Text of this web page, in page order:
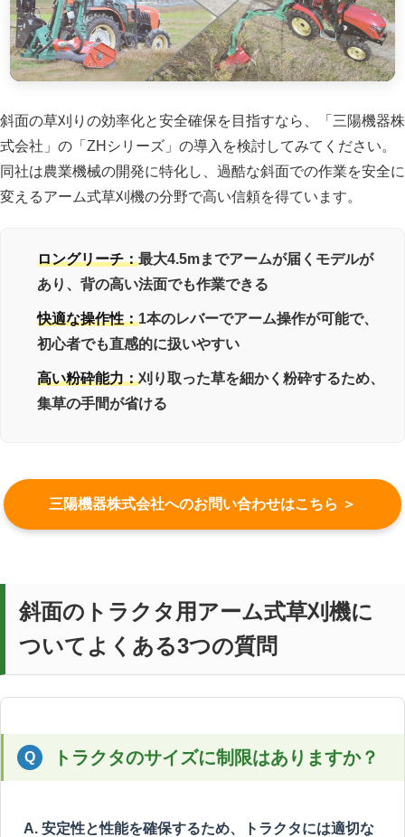
斜面の草刈りの効率化と安全確保を目指すなら、「三陽機器株
式会社」の「ZHシリーズ」の導入を検討してみてください。
同社は農業機械の開発に特化し、過酷な斜面での作業を安全に
変えるアーム式草刈機の分野で高い信頼を得ています。
ロングリーチ：最大4.5mまでアームが届くモデルが
あり、背の高い法面でも作業できる
快適な操作性：1本のレバーでアーム操作が可能で、
初心者でも直感的に扱いやすい
高い粉砕能力：刈り取った草を細かく粉砕するため、
集草の手間が省ける
三陽機器株式会社へのお問い合わせはこちら ＞
斜面のトラクタ用アーム式草刈機に
ついてよくある3つの質問
トラクタのサイズに制限はありますか？
A. 安定性と性能を確保するため、トラクタには適切な